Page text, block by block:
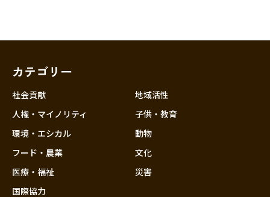
近畿
カテゴリー
社会貢献
人権・マイノリティ
環境・エシカル
フード・農業
医療・福祉
国際協力
地域活性
子供・教育
動物
文化
災害